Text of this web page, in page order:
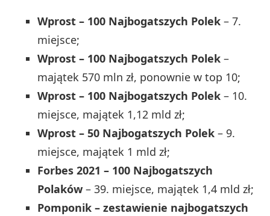
Wprost – 100 Najbogatszych Polek – 7.
miejsce;
Wprost – 100 Najbogatszych Polek –
majątek 570 mln zł, ponownie w top 10;
Wprost – 100 Najbogatszych Polek – 10.
miejsce, majątek 1,12 mld zł;
Wprost – 50 Najbogatszych Polek – 9.
miejsce, majątek 1 mld zł;
Forbes 2021 – 100 Najbogatszych
Polaków – 39. miejsce, majątek 1,4 mld zł;
Pomponik – zestawienie najbogatszych